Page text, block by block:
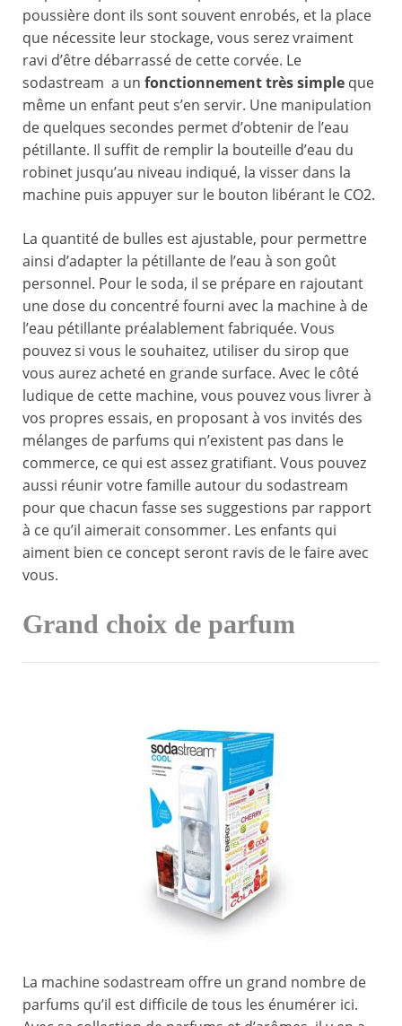
poussière dont ils sont souvent enrobés, et la place
que nécessite leur stockage, vous serez vraiment
ravi d’être débarrassé de cette corvée. Le
sodastream a un fonctionnement très simple que
même un enfant peut s’en servir. Une manipulation
de quelques secondes permet d’obtenir de l’eau
pétillante. Il suffit de remplir la bouteille d’eau du
robinet jusqu’au niveau indiqué, la visser dans la
machine puis appuyer sur le bouton libérant le CO2.
La quantité de bulles est ajustable, pour permettre
ainsi d’adapter la pétillante de l’eau à son goût
personnel. Pour le soda, il se prépare en rajoutant
une dose du concentré fourni avec la machine à de
l’eau pétillante préalablement fabriquée. Vous
pouvez si vous le souhaitez, utiliser du sirop que
vous aurez acheté en grande surface. Avec le côté
ludique de cette machine, vous pouvez vous livrer à
vos propres essais, en proposant à vos invités des
mélanges de parfums qui n’existent pas dans le
commerce, ce qui est assez gratifiant. Vous pouvez
aussi réunir votre famille autour du sodastream
pour que chacun fasse ses suggestions par rapport
à ce qu’il aimerait consommer. Les enfants qui
aiment bien ce concept seront ravis de le faire avec
vous.
Grand choix de parfum
La machine sodastream offre un grand nombre de
parfums qu’il est difficile de tous les énumérer ici.